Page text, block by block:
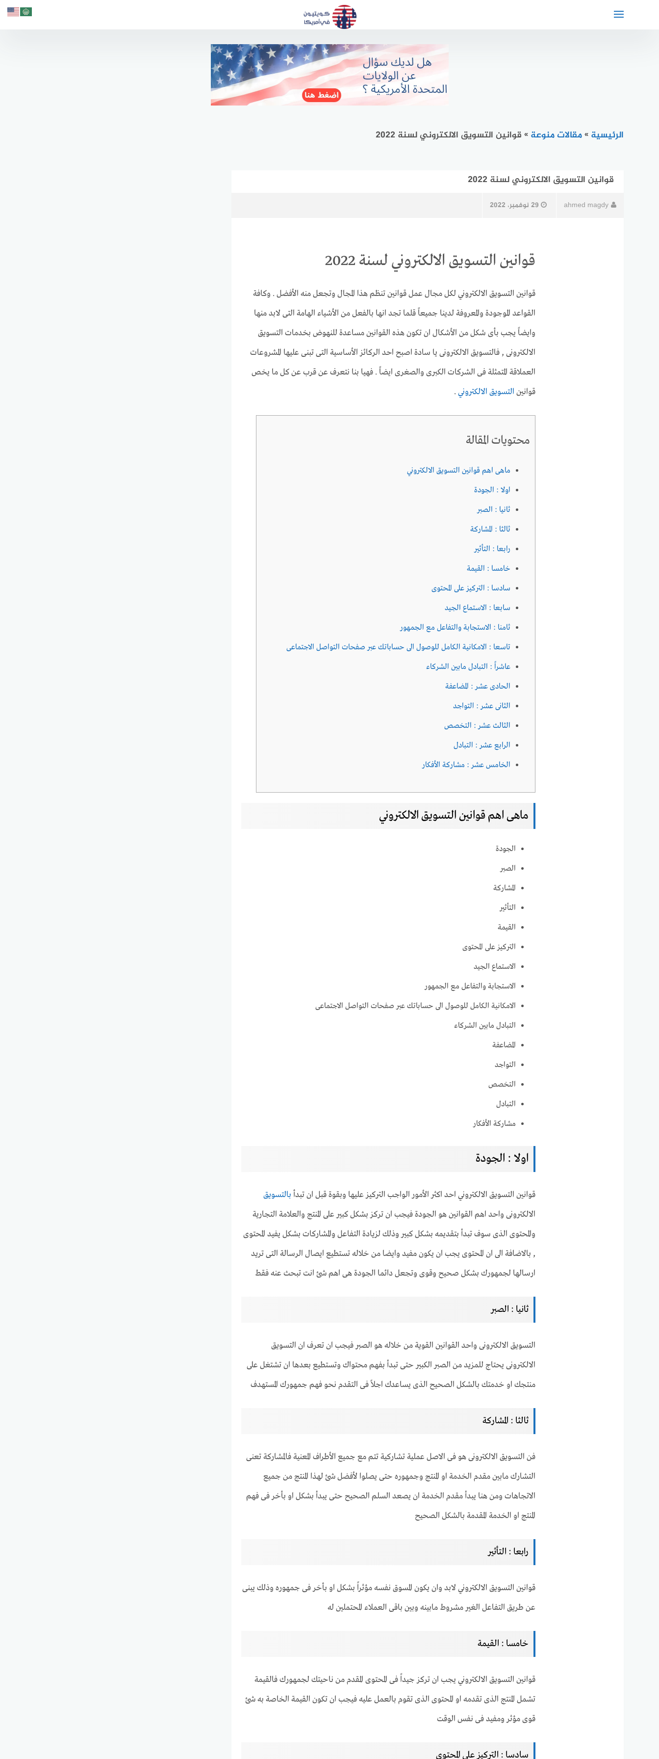
الرئيسية »مقالات منوعة » قوانين التسويق الالكتروني لسنة 2022
قوانين التسويق الالكتروني لسنة 2022
ahmed magdy 29 نوفمبر، 2022
قوانين التسويق الالكتروني لسنة 2022
قوانين التسويق الالكتروني لكل مجال عمل قوانين تنظم هذا المجال وتجعل منه الأفضل . وكافة
القواعد الموجودة والمعروفة لدينا جميعاً قلما تجد انها بالفعل من الأشياء الهامة التى لابد منها
وايضاً يجب بأى شكل من الأشكال ان تكون هذه القوانين مساعدة للنهوض بخدمات التسويق
الالكترونى , فالتسويق الالكترونى يا سادة اصبح احد الركائز الأساسية التى تبنى عليها المشروعات
العملاقة المتمثلة فى الشركات الكبرى والصغرى ايضاً . فهيا بنا نتعرف عن قرب عن كل ما يخص
قوانين التسويق الالكتروني.
محتويات المقالة
ماهى اهم قوانين التسويق الالكتروني
اولا : الجودة
ثانيا : الصبر
ثالثا : المشاركة
رابعا : التأثير
خامسا : القيمة
سادسا : التركيز على المحتوى
سابعا : الاستماع الجيد
ثامنا : الاستجابة والتفاعل مع الجمهور
تاسعا : الامكانية الكامل للوصول الى حساباتك عبر صفحات التواصل الاجتماعى
عاشراً : التبادل مابين الشركاء
الحادى عشر : المضاعفة
الثانى عشر : التواجد
الثالث عشر : التخصص
الرابع عشر : التبادل
الخامس عشر : مشاركة الأفكار
ماهى اهم قوانين التسويق الالكتروني
الجودة
الصبر
المشاركة
التأثير
القيمة
التركيز على المحتوى
الاستماع الجيد
الاستجابة والتفاعل مع الجمهور
الامكانية الكامل للوصول الى حساباتك عبر صفحات التواصل الاجتماعى
التبادل مابين الشركاء
المضاعفة
التواجد
التخصص
التبادل
مشاركة الأفكار
اولا : الجودة
قوانين التسويق الالكتروني احد اكثر الأمور الواجب التركيز عليها وبقوة قبل ان تبدأ بالتسويق
الالكترونى واحد اهم القوانين هو الجودة فيجب ان تركز بشكل كبير على المنتج والعلامة التجارية
والمحتوى الذى سوف تبدأ بتقديمه بشكل كبير وذلك لزيادة التفاعل والمشاركات بشكل يفيد المحتوى
, بالاضافة الى ان المحتوى يجب ان يكون مفيد وايضا من خلاله تستطيع ايصال الرسالة التى تريد
ارسالها لجمهورك بشكل صحيح وقوى وتجعل دائما الجودة هى اهم شئ انت تبحث عنه فقط
ثانيا : الصبر
التسويق الالكترونى واحد القوانين القوية من خلاله هو الصبر فيجب ان تعرف ان التسويق
الالكترونى يحتاج للمزيد من الصبر الكبير حتى تبدأ بفهم محتواك وتستطيع بعدها ان تشتغل على
منتجك او خدمتك بالشكل الصحيح الذى يساعدك اجلاً فى التقدم نحو فهم جمهورك المستهدف
ثالثا : المشاركة
فن التسويق الالكترونى هو فى الاصل عملية تشاركية تتم مع جميع الأطراف المعنية فالمشاركة تعنى
التشارك مابين مقدم الخدمة او المنتج وجمهوره حتى يصلوا لأفضل شئ لهذا المنتج من جميع
الاتجاهات ومن هنا يبدأ مقدم الخدمة ان يصعد السلم الصحيح حتى يبدأ بشكل او بأخر فى فهم
المنتج او الخدمة المقدمة بالشكل الصحيح
رابعا : التأثير
قوانين التسويق الالكتروني لابد وان يكون المسوق نفسه مؤثراً بشكل او بأخر فى جمهوره وذلك يبنى
عن طريق التفاعل الغير مشروط مابينه وبين باقى العملاء المحتملين له
خامسا : القيمة
قوانين التسويق الالكتروني يجب ان تركز جيداً فى المحتوى المقدم من ناحيتك لجمهورك فالقيمة
تشمل المنتج الذى تقدمه او المحتوى الذى تقوم بالعمل عليه فيجب ان تكون القيمة الخاصة به شئ
قوى مؤثر ومفيد فى نفس الوقت
سادسا : التركيز على المحتوى